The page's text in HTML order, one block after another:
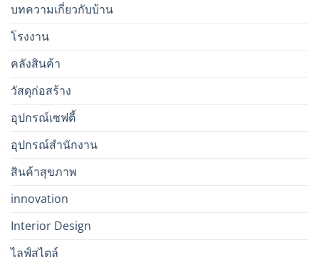
บทความเกี่ยวกับบ้าน
โรงงาน
คลังสินค้า
วัสดุก่อสร้าง
อุปกรณ์เซฟตี้
อุปกรณ์สำนักงาน
สินค้าสุขภาพ
innovation
Interior Design
ไลฟ์สไตล์